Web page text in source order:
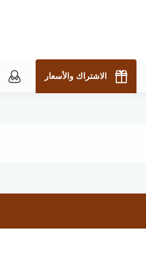
الاشتراك والأسعار